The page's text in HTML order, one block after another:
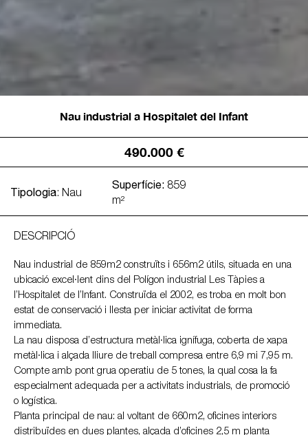
Nau industrial a Hospitalet del Infant
490.000 €
Tipologia: Nau
Superfície:859
m²
DESCRIPCIÓ
Nau industrial de 859m2 construïts i 656m2 útils, situada en una
ubicació excel·lent dins del Polígon industrial Les Tàpies a
l’Hospitalet de l’Infant. Construïda el 2002, es troba en molt bon
estat de conservació i llesta per iniciar activitat de forma
immediata.
La nau disposa d’estructura metàl·lica ignífuga, coberta de xapa
metàl·lica i alçada lliure de treball compresa entre 6,9 mi 7,95 m.
Compte amb pont grua operatiu de 5 tones, la qual cosa la fa
especialment adequada per a activitats industrials, de promoció
o logística.
Planta principal de nau: al voltant de 660m2, oficines interiors
distribuïdes en dues plantes, alçada d’oficines 2,5 m planta